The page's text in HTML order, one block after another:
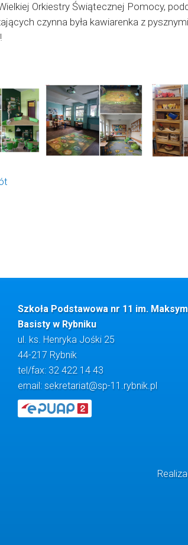
Orkiestry Świątecznej Pomocy,
czynna była kawiarenka z
Szkoła Podstawowa nr 11 im.
Basisty w Rybniku
ul. ks. Henryka Jośki 25
44-217 Rybnik
tel/fax: 32 422 14 43
email: sekretariat@sp-11.rybnik.pl